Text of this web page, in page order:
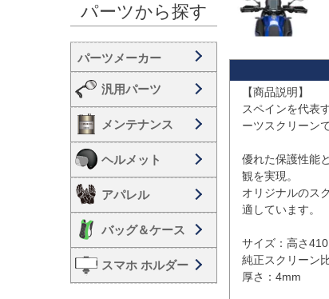
パーツから探す
汎用パーツ
メンテナンス
ヘルメット
アパレル
バッグ＆ケース
スマホ ホルダー
【商品説明】
スペインを代表
ーツスクリーンで
優れた保護性能
観を実現。
オリジナルのス
適しています。
サイズ：高さ
純正スクリーン
厚さ：4mm